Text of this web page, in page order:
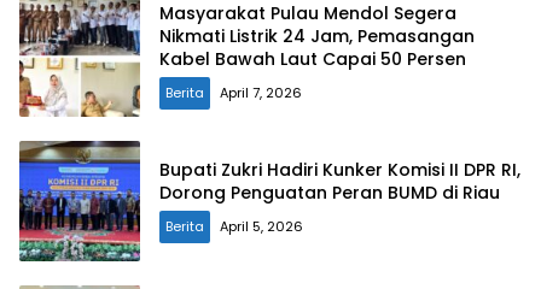
Masyarakat Pulau Mendol Segera
Nikmati Listrik 24 Jam, Pemasangan
Kabel Bawah Laut Capai 50 Persen
Berita April 7, 2026
Bupati Zukri Hadiri Kunker Komisi II DPR RI,
Dorong Penguatan Peran BUMD di Riau
Berita April 5, 2026